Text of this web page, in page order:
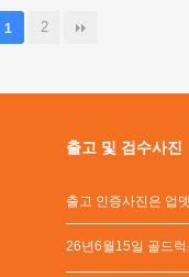
1 2
출고 및 검수사진
출고 인증사진은 업
26년6월15일 골드